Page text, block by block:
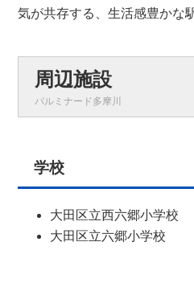
気が共存する、生活感豊かな
周辺施設
パルミナード多摩川
学校
大田区立西六郷小学校
大田区立六郷小学校